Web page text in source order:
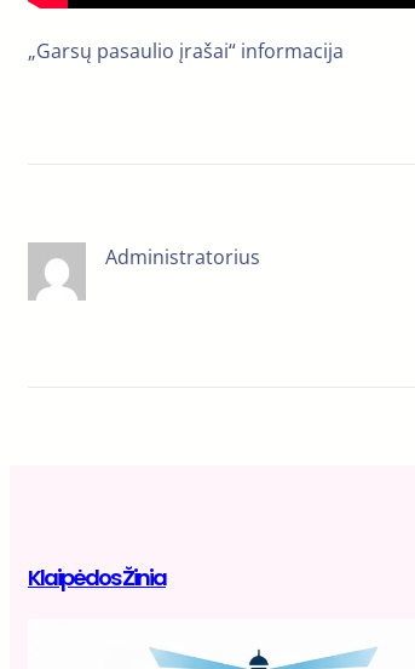
„Garsų pasaulio įrašai“ informacija
Administratorius
Klaipėdos Žinia